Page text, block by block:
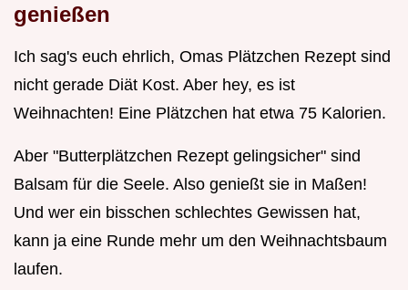
genießen
Ich sag's euch ehrlich, Omas Plätzchen Rezept sind
nicht gerade Diät Kost. Aber hey, es ist
Weihnachten! Eine Plätzchen hat etwa 75 Kalorien.
Aber "Butterplätzchen Rezept gelingsicher" sind
Balsam für die Seele. Also genießt sie in Maßen!
Und wer ein bisschen schlechtes Gewissen hat,
kann ja eine Runde mehr um den Weihnachtsbaum
laufen.